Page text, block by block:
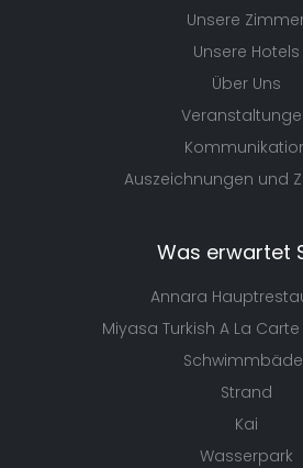
Unsere
Unsere Hotels
Über Uns
Auszeichnungen und
Was erwartet
Annara
Miyasa Turkish A La
Strand
Kai
Wasserpark